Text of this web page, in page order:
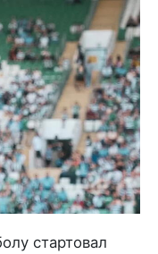
стартовал